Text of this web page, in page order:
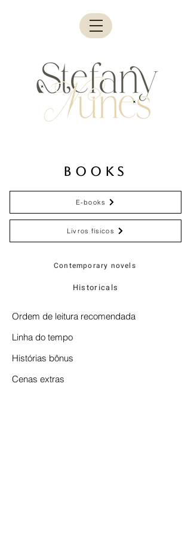
Books
E-books
Livros físicos
Contemporary novels
Historicals
Ordem de leitura recomendada
Linha do tempo
Histórias bônus
Cenas extras